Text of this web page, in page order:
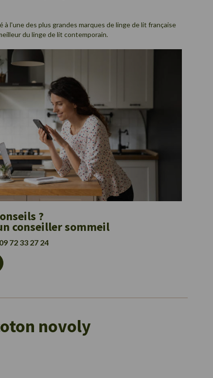
à l'une des plus grandes marques de linge de lit française
du linge de lit contemporain.
?
conseiller sommeil
09 72 33 27 24
novoly